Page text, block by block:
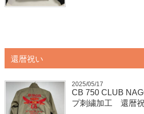
還暦祝い
2025/05/17
CB 750 CLUB
プ刺繍加工 還暦